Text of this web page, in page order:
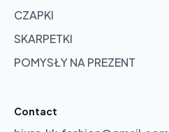
CZAPKI
SKARPETKI
POMYSŁY NA PREZENT
Contact